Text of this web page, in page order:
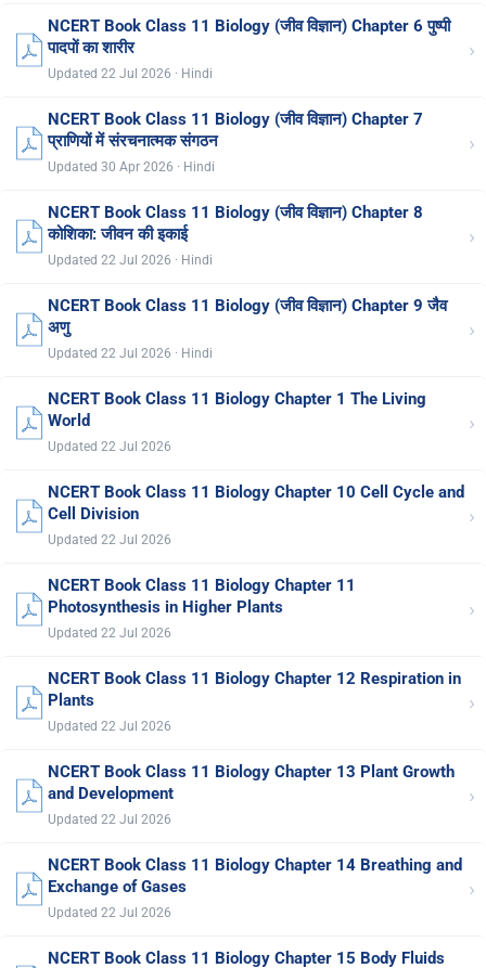
NCERT Book Class 11 Biology (जीव विज्ञान) Chapter 6 पुष्पी
पादपों का शारीर
Updated 22 Jul 2026 · Hindi
›
NCERT Book Class 11 Biology (जीव विज्ञान) Chapter 7
प्राणियों में संरचनात्मक संगठन
Updated 30 Apr 2026 · Hindi
›
NCERT Book Class 11 Biology (जीव विज्ञान) Chapter 8
कोशिका: जीवन की इकाई
Updated 22 Jul 2026 · Hindi
›
NCERT Book Class 11 Biology (जीव विज्ञान) Chapter 9 जैव
अणु
Updated 22 Jul 2026 · Hindi
›
NCERT Book Class 11 Biology Chapter 1 The Living
World
Updated 22 Jul 2026
›
NCERT Book Class 11 Biology Chapter 10 Cell Cycle and
Cell Division
Updated 22 Jul 2026
›
NCERT Book Class 11 Biology Chapter 11
Photosynthesis in Higher Plants
Updated 22 Jul 2026
›
NCERT Book Class 11 Biology Chapter 12 Respiration in
Plants
Updated 22 Jul 2026
›
NCERT Book Class 11 Biology Chapter 13 Plant Growth
and Development
Updated 22 Jul 2026
›
NCERT Book Class 11 Biology Chapter 14 Breathing and
Exchange of Gases
Updated 22 Jul 2026
›
NCERT Book Class 11 Biology Chapter 15 Body Fluids